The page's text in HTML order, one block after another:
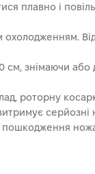
плавно і
охолодженням.
знімаючи або
роторну